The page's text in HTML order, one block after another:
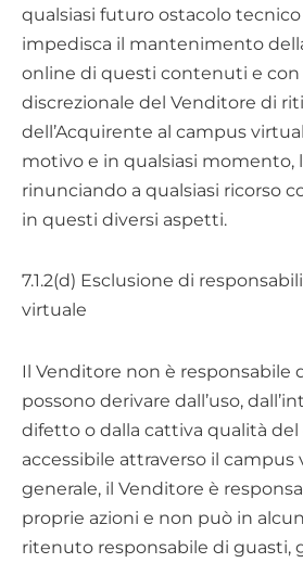
qualsiasi futuro ostacolo
impedisca il mantenimento
online di questi contenuti e
discrezionale del Venditore di
dell’Acquirente al campus
motivo e in qualsiasi momento,
rinunciando a qualsiasi ricorso
in questi diversi aspetti.
7.1.2(d) Esclusione di
virtuale
Il Venditore non è responsabile
possono derivare dall’uso,
difetto o dalla cattiva qualità
accessibile attraverso il campus
generale, il Venditore è
proprie azioni e non può in
ritenuto responsabile di guasti,